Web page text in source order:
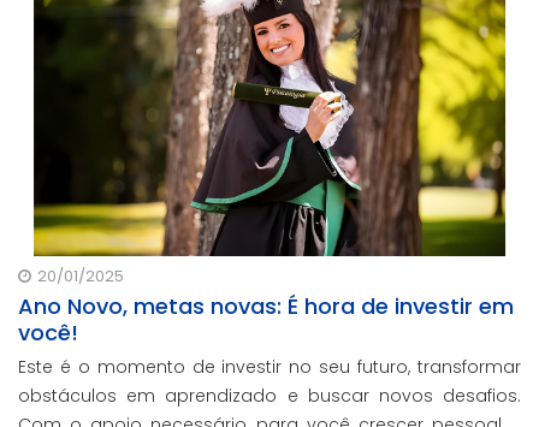
20/01/2025
Ano Novo, metas novas: É hora de investir em
você!
Este é o momento de investir no seu futuro, transformar
obstáculos em aprendizado e buscar novos desafios.